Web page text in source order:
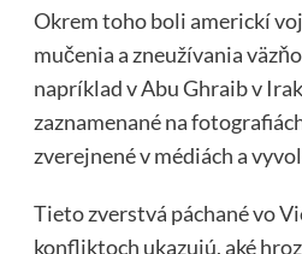
Okrem toho boli americkí
mučenia a zneužívania
napríklad v Abu Ghraib v
zaznamenané na
zverejnené v médiách a
Tieto zverstvá páchané vo
konfliktoch ukazujú, aké